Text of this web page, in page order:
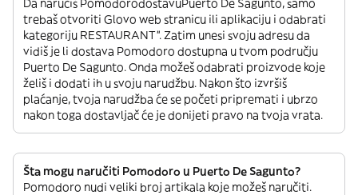
Da naručiš PomodorodostavuPuerto De Sagunto, samo
trebaš otvoriti Glovo web stranicu ili aplikaciju i odabrati
kategoriju RESTAURANT”. Zatim unesi svoju adresu da
vidiš je li dostava Pomodoro dostupna u tvom području
Puerto De Sagunto. Onda možeš odabrati proizvode koje
želiš i dodati ih u svoju narudžbu. Nakon što izvršiš
plaćanje, tvoja narudžba će se početi pripremati i ubrzo
nakon toga dostavljač će je donijeti pravo na tvoja vrata.
Šta mogu naručiti Pomodoro u Puerto De Sagunto?
Pomodoro nudi veliki broj artikala koje možeš naručiti.